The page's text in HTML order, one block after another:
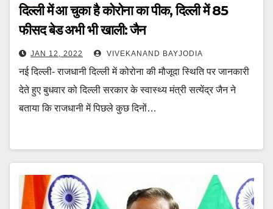
दिल्ली में आ चुका है कोरोना का पीक, दिल्ली में 85
फीसद बेड अभी भी खाली: जैन
JAN 12, 2022 VIVEKANAND BAYJODIA
नई दिल्ली- राजधानी दिल्ली में कोरोना की मौजूदा स्थिति पर जानकारी
देते हुए बुधवार को दिल्ली सरकार के स्वास्थ्य मंत्री सत्येंद्र जैन ने
बताया कि राजधानी में पिछले कुछ दिनों…